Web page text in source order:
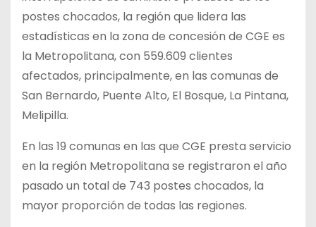
postes chocados, la región que lidera las
estadísticas en la zona de concesión de CGE es
la Metropolitana, con 559.609 clientes
afectados, principalmente, en las comunas de
San Bernardo, Puente Alto, El Bosque, La Pintana,
Melipilla.
En las 19 comunas en las que CGE presta servicio
en la región Metropolitana se registraron el año
pasado un total de 743 postes chocados, la
mayor proporción de todas las regiones.